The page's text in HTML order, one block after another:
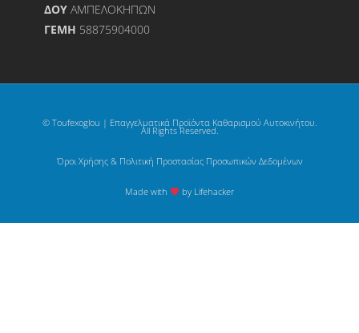
ΔΟΥΑΜΠΕΛΟΚΗΠΩΝ
ΓΕΜΗ 58875904000
© Toufexoglou | Επαγγελματικά Προϊόντα Καθαρισμού Αυτοκινήτου.
All Rights Reserved.
Όροι Χρήσης & Πολιτική Προστασίας Προσωπικών Δεδομένων
Made with by Lifehacker